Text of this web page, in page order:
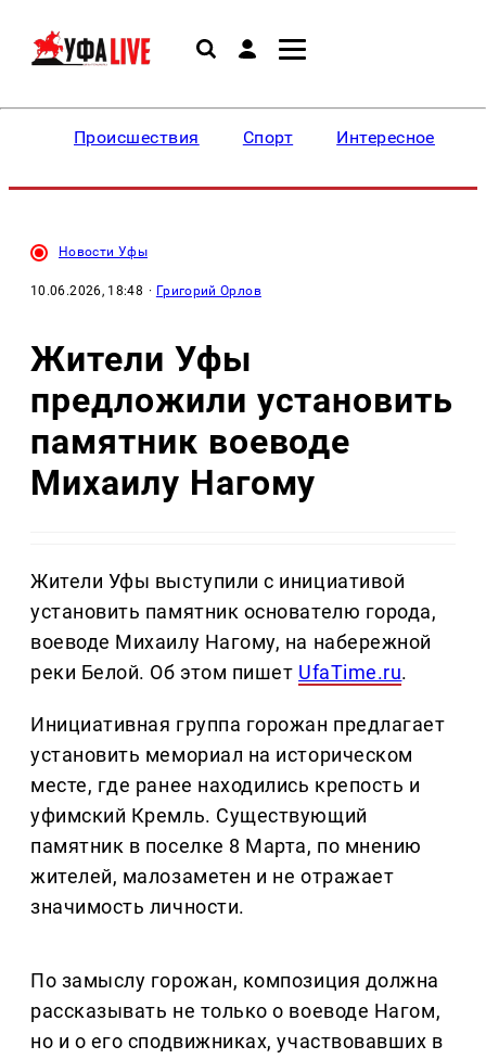
Происшествия Спорт Интересное
Новости Уфы
10.06.2026, 18:48 · Григорий Орлов
Жители Уфы
предложили установить
памятник воеводе
Михаилу Нагому
Жители Уфы выступили с инициативой
установить памятник основателю города,
воеводе Михаилу Нагому, на набережной
реки Белой. Об этом пишет UfaTime.ru.
Инициативная группа горожан предлагает
установить мемориал на историческом
месте, где ранее находились крепость и
уфимский Кремль. Существующий
памятник в поселке 8 Марта, по мнению
жителей, малозаметен и не отражает
значимость личности.
По замыслу горожан, композиция должна
рассказывать не только о воеводе Нагом,
но и о его сподвижниках, участвовавших в